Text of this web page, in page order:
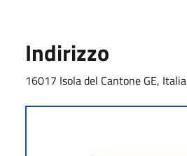
Indirizzo
16017 Isola del Cantone GE, Italia